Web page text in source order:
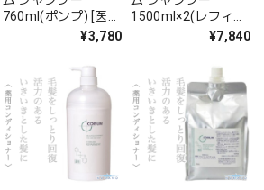
760ml(ポンプ) [医薬
¥3,780
1500ml×2(レフィ
ル) [医薬部外品]--
¥7,840